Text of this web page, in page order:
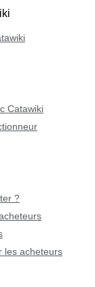
Catawiki
?
les acheteurs